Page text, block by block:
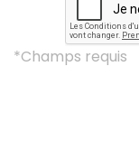
*Champs requis